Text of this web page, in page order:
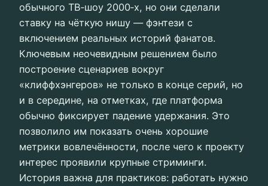
обычного ТВ‑шоу 2000‑х, но они сделали
ставку на чёткую нишу — фэнтези с
включением реальных историй фанатов.
Ключевым неочевидным решением было
построение сценариев вокруг
«клиффхэнгеров» не только в конце серий, но
и в середине, на отметках, где платформа
обычно фиксирует падение удержания. Это
позволило им показать очень хорошие
метрики вовлечённости, после чего к проекту
интерес проявили крупные стриминги.
История важна для практиков: работать нужно